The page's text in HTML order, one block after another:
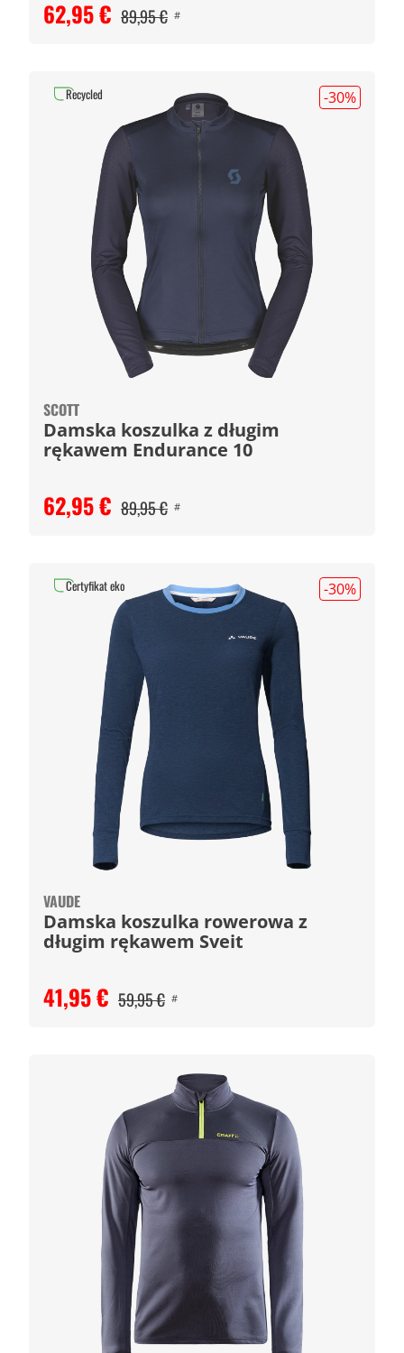
62,95 € 89,95 € #
-30%
SCOTT
Damska koszulka z długim
rękawem Endurance 10
62,95 € 89,95 € #
Recycled
-30%
VAUDE
Damska koszulka rowerowa z
długim rękawem Sveit
41,95 € 59,95 € #
Certyfikat eko